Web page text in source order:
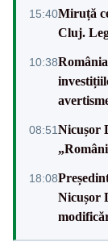
15:40Miruță
Cluj.
10:38
08:51Nicușor
18:08
Nicușor